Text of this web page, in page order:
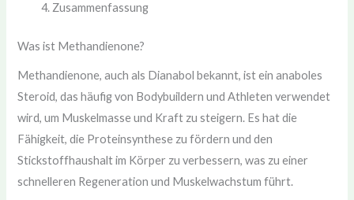
Zusammenfassung
Was ist Methandienone?
Methandienone, auch als Dianabol bekannt, ist ein anaboles
Steroid, das häufig von Bodybuildern und Athleten verwendet
wird, um Muskelmasse und Kraft zu steigern. Es hat die
Fähigkeit, die Proteinsynthese zu fördern und den
Stickstoffhaushalt im Körper zu verbessern, was zu einer
schnelleren Regeneration und Muskelwachstum führt.